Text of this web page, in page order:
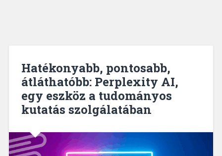
Hatékonyabb, pontosabb,
átláthatóbb: Perplexity AI,
egy eszköz a tudományos
kutatás szolgálatában